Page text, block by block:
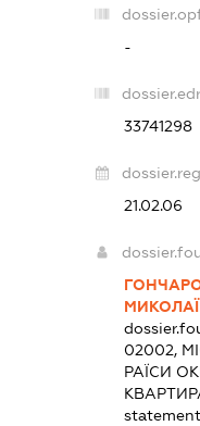
-
33741298
21.02.06
02002,
РАЇСИ